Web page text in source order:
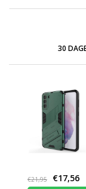
30
€21,95 €17,56